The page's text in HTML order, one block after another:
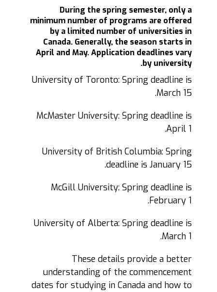
During the spring semester, only a
minimum number of programs are offered
by a limited number of universities in
Canada. Generally, the season starts in
April and May. Application deadlines vary
by university.
University of Toronto: Spring deadline is
March 15.
McMaster University: Spring deadline is
April 1.
University of British Columbia: Spring
deadline is January 15.
McGill University: Spring deadline is
February 1.
University of Alberta: Spring deadline is
March 1.
These details provide a better
understanding of the commencement
dates for studying in Canada and how to